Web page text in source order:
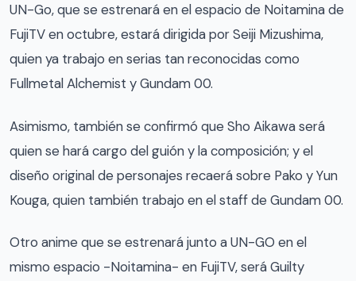
UN-Go, que se estrenará en el espacio de Noitamina de
FujiTV en octubre, estará dirigida por Seiji Mizushima,
quien ya trabajo en serias tan reconocidas como
Fullmetal Alchemist y Gundam 00.
Asimismo, también se confirmó que Sho Aikawa será
quien se hará cargo del guión y la composición; y el
diseño original de personajes recaerá sobre Pako y Yun
Kouga, quien también trabajo en el staff de Gundam 00.
Otro anime que se estrenará junto a UN-GO en el
mismo espacio -Noitamina- en FujiTV, será Guilty